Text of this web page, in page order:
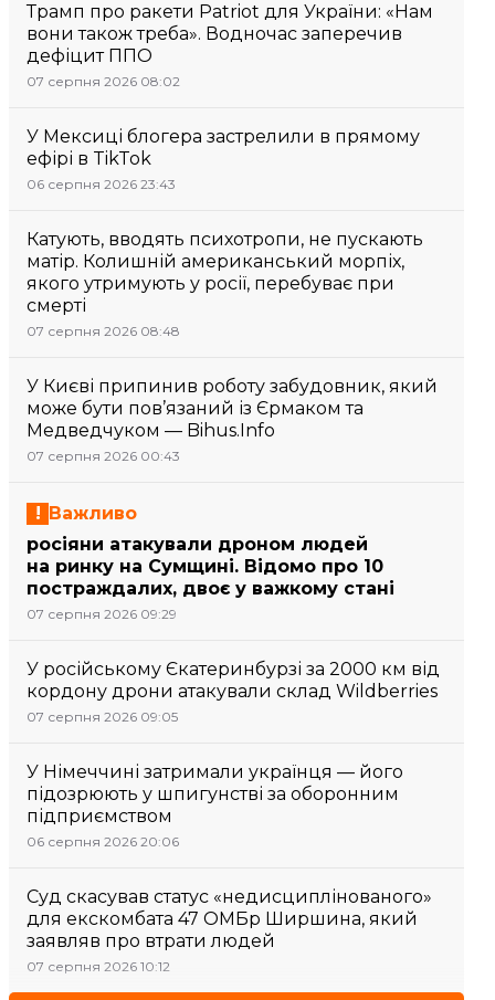
Трамп про ракети Patriot для України: «Нам
вони також треба». Водночас заперечив
дефіцит ППО
07 серпня 2026 08:02
У Мексиці блогера застрелили в прямому
ефірі в TikTok
06 серпня 2026 23:43
Катують, вводять психотропи, не пускають
матір. Колишній американський морпіх,
якого утримують у росії, перебуває при
смерті
07 серпня 2026 08:48
У Києві припинив роботу забудовник, який
може бути пов’язаний із Єрмаком та
Медведчуком — Bihus.Info
07 серпня 2026 00:43
Важливо
росіяни атакували дроном людей
на ринку на Сумщині. Відомо про 10
постраждалих, двоє у важкому стані
07 серпня 2026 09:29
У російському Єкатеринбурзі за 2000 км від
кордону дрони атакували склад Wildberries
07 серпня 2026 09:05
У Німеччині затримали українця — його
підозрюють у шпигунстві за оборонним
підприємством
06 серпня 2026 20:06
Суд скасував статус «недисциплінованого»
для екскомбата 47 ОМБр Ширшина, який
заявляв про втрати людей
07 серпня 2026 10:12